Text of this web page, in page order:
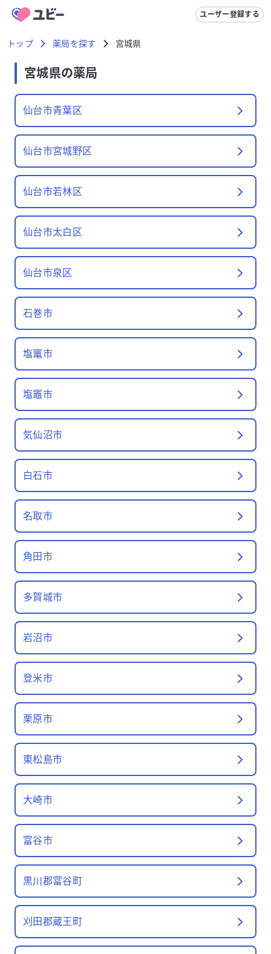
ユーザー登録する
トップ 薬局を探す 宮城県
宮城県の薬局
仙台市青葉区
仙台市宮城野区
仙台市若林区
仙台市太白区
仙台市泉区
石巻市
塩竃市
塩竈市
気仙沼市
白石市
名取市
角田市
多賀城市
岩沼市
登米市
栗原市
東松島市
大崎市
富谷市
黒川郡富谷町
刈田郡蔵王町